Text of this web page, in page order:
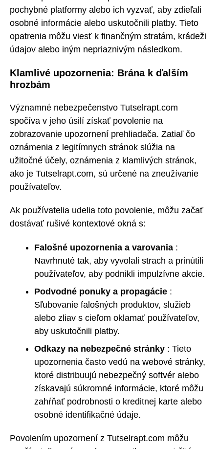
pochybné platformy alebo ich vyzvať, aby zdieľali
osobné informácie alebo uskutočnili platby. Tieto
opatrenia môžu viesť k finančným stratám, krádeži
údajov alebo iným nepriaznivým následkom.
Klamlivé upozornenia: Brána k ďalším
hrozbám
Významné nebezpečenstvo Tutselrapt.com
spočíva v jeho úsilí získať povolenie na
zobrazovanie upozornení prehliadača. Zatiaľ čo
oznámenia z legitímnych stránok slúžia na
užitočné účely, oznámenia z klamlivých stránok,
ako je Tutselrapt.com, sú určené na zneužívanie
používateľov.
Ak používatelia udelia toto povolenie, môžu začať
dostávať rušivé kontextové okná s:
Falošné upozornenia a varovania :
Navrhnuté tak, aby vyvolali strach a prinútili
používateľov, aby podnikli impulzívne akcie.
Podvodné ponuky a propagácie :
Sľubovanie falošných produktov, služieb
alebo zliav s cieľom oklamať používateľov,
aby uskutočnili platby.
Odkazy na nebezpečné stránky : Tieto
upozornenia často vedú na webové stránky,
ktoré distribuujú nebezpečný softvér alebo
získavajú súkromné informácie, ktoré môžu
zahŕňať podrobnosti o kreditnej karte alebo
osobné identifikačné údaje.
Povolením upozornení z Tutselrapt.com môžu